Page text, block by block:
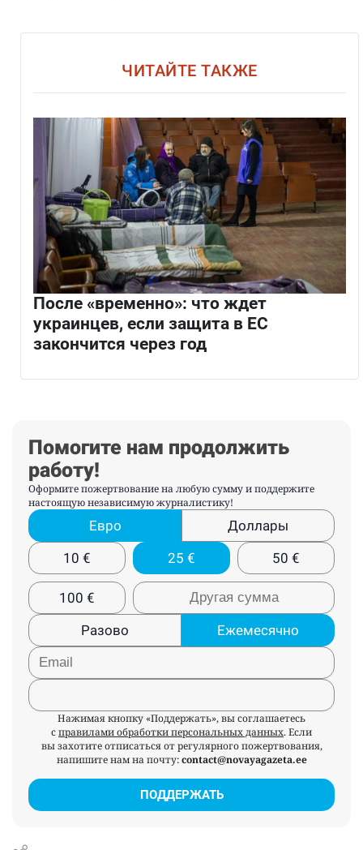
ЧИТАЙТЕ ТАКЖЕ
После «временно»: что ждет
украинцев, если защита в ЕС
закончится через год
Помогите нам продолжить
работу!
Оформите пожертвование на любую сумму и поддержите
настоящую независимую журналистику!
Евро
Доллары
10 € 25 € 50 €
100 €
Разово
Ежемесячно
Нажимая кнопку «Поддержать», вы соглашаетесь
справилами обработки персональных данных. Если
вы захотите отписаться от регулярного пожертвования,
напишите нам на почту:contact@novayagazeta.ee
ПОДДЕРЖАТЬ